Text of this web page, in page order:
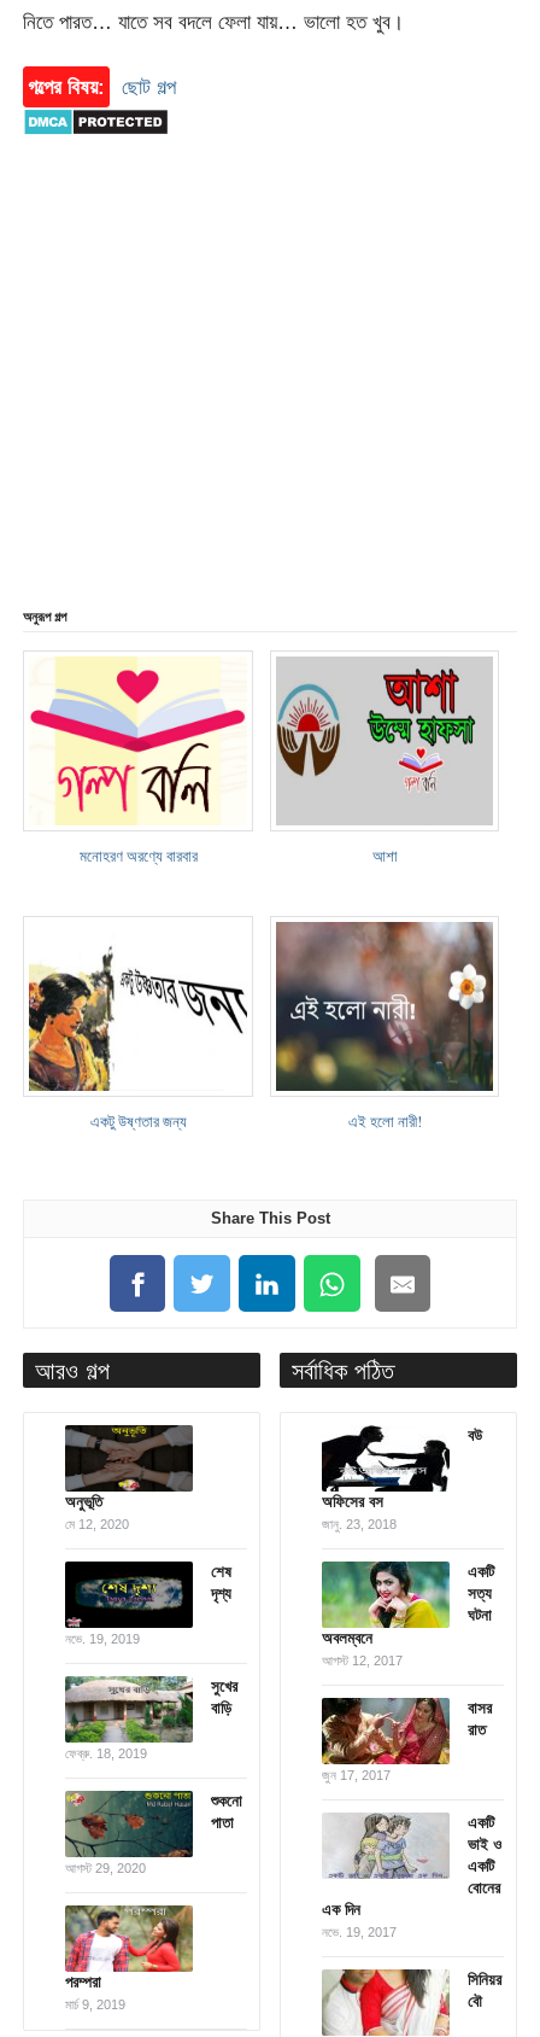
নিতে পারত… যাতে সব বদলে ফেলা যায়… ভালো হত খুব।
গল্পের বিষয়: ছোট গল্প
অনুরূপ গল্প
মনোহরণ অরণ্যে বারবার আশা
একটু উষ্ণতার জন্য এই হলো নারী!
Share This Post
আরও গল্প
অনুভূতি
মে 12, 2020
শেষ
দৃশ্য
নভে. 19, 2019
সুখের
বাড়ি
ফেব্রু. 18, 2019
শুকনো
পাতা
আগস্ট 29, 2020
পরম্পরা
মার্চ 9, 2019
সর্বাধিক পঠিত
বউ
অফিসের বস
জানু. 23, 2018
একটি
সত্য
ঘটনা
অবলম্বনে
আগস্ট 12, 2017
বাসর
রাত
জুন 17, 2017
একটি
ভাই ও
একটি
বোনের
এক দিন
নভে. 19, 2017
সিনিয়র
বৌ